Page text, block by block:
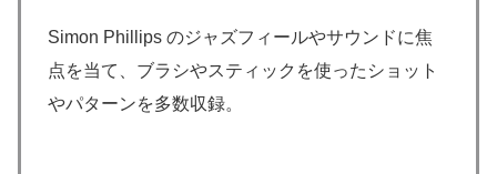
Simon Phillips のジャズフィールやサウンドに焦
点を当て、ブラシやスティックを使ったショット
やパターンを多数収録。